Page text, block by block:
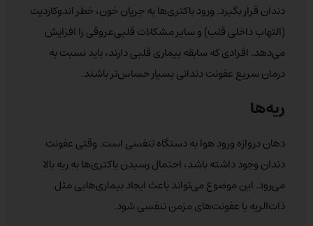
دندان قرار بگیرد. ورود باکتری‌ها به جریان خون، خطر اندوکاردیت
(التهاب داخلی قلب) و سایر مشکلات قلبی‌عروقی را افزایش
می‌دهد. افرادی که سابقه بیماری قلبی دارند، باید نسبت به
درمان سریع عفونت دندانی بسیار حساس‌تر باشند.
ریه‌ها
دهان دروازه ورود هوا به دستگاه تنفسی است. وقتی عفونت
دندان وجود داشته باشد، احتمال رسیدن باکتری‌ها به ریه بالا
می‌رود. این موضوع می‌تواند باعث ایجاد بیماری‌هایی مثل
ذات‌الریه یا عفونت‌های مزمن تنفسی شود.